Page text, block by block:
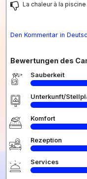
La chaleur à la
Den Kommentar in
Bewertungen des
Sauberkeit
Unterkunft/
Komfort
Rezeption
Services